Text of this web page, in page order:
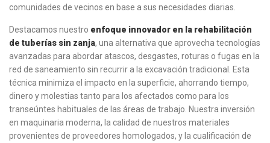
comunidades de vecinos en base a sus necesidades diarias.
Destacamos nuestro enfoque innovador en la rehabilitación
de tuberías sin zanja, una alternativa que aprovecha tecnologías
avanzadas para abordar atascos, desgastes, roturas o fugas en la
red de saneamiento sin recurrir a la excavación tradicional. Esta
técnica minimiza el impacto en la superficie, ahorrando tiempo,
dinero y molestias tanto para los afectados como para los
transeúntes habituales de las áreas de trabajo. Nuestra inversión
en maquinaria moderna, la calidad de nuestros materiales
provenientes de proveedores homologados, y la cualificación de